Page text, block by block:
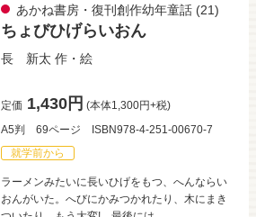
あかね書房・復刊創作幼年童話(21)
ちょびひげらいおん
長 新太 作・絵
定価 1,430円 (本体1,300円+税)
A5判
69ページ
ISBN978-4-251-00670-7
就学前から
ラーメンみたいに長いひげをもつ、へんならい
おんがいた。へびにかみつかれたり、木にまき